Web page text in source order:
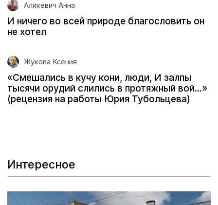
Аликевич Анна
И ничего во всей природе благословить он
не хотел
Жукова Ксения
«Смешались в кучу кони, люди, И залпы
тысячи орудий слились в протяжный вой...»
(рецензия на работы Юрия Тубольцева)
Интересное